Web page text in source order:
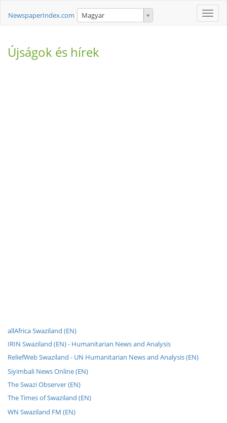
Toggle
NewspaperIndex.com Magyar
Újságok és hírek
allAfrica Swaziland (EN)
IRIN Swaziland (EN) - Humanitarian News and Analysis
ReliefWeb Swaziland - UN Humanitarian News and Analysis (EN)
Siyimbali News Online (EN)
The Swazi Observer (EN)
The Times of Swaziland (EN)
WN Swaziland FM (EN)